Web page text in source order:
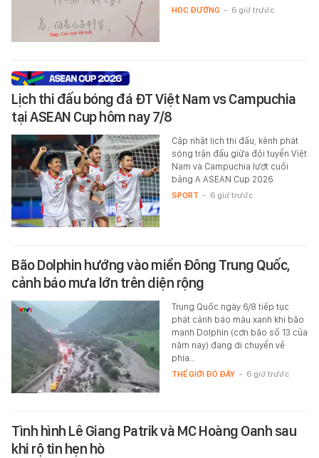
HỌC ĐƯỜNG - 6 giờ trước
Lịch thi đấu bóng đá ĐT Việt Nam vs Campuchia
tại ASEAN Cup hôm nay 7/8
Cập nhật lịch thi đấu, kênh phát
sóng trận đấu giữa đội tuyển Việt
Nam và Campuchia lượt cuối
bảng A ASEAN Cup 2026.
SPORT - 6 giờ trước
Bão Dolphin hướng vào miền Đông Trung Quốc,
cảnh báo mưa lớn trên diện rộng
Trung Quốc ngày 6/8 tiếp tục
phát cảnh báo màu xanh khi bão
mạnh Dolphin (cơn bão số 13 của
năm nay) đang di chuyển về
phía…
THẾ GIỚI ĐÓ ĐÂY - 6 giờ trước
Tình hình Lê Giang Patrik và MC Hoàng Oanh sau
khi rộ tin hẹn hò